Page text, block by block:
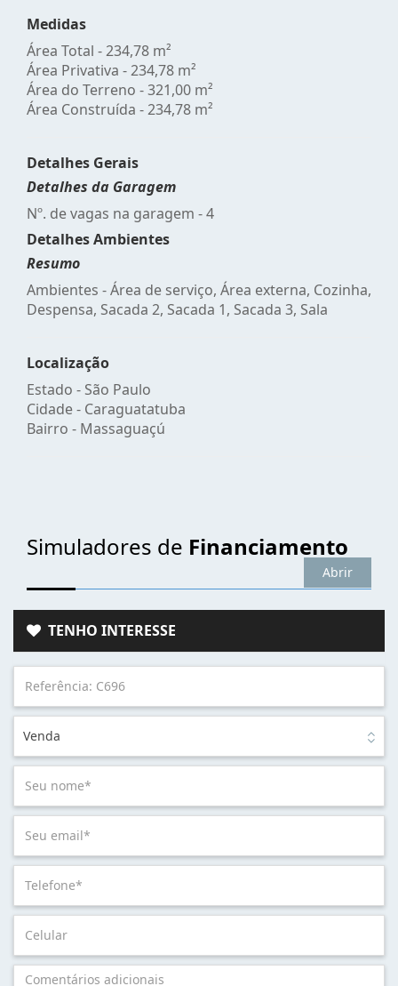
Medidas
Área Total - 234,78 m²
Área Privativa - 234,78 m²
Área do Terreno - 321,00 m²
Área Construída - 234,78 m²
Detalhes Gerais
Detalhes da Garagem
Nº. de vagas na garagem - 4
Detalhes Ambientes
Resumo
Ambientes - Área de serviço, Área externa, Cozinha,
Despensa, Sacada 2, Sacada 1, Sacada 3, Sala
Localização
Estado - São Paulo
Cidade - Caraguatatuba
Bairro - Massaguaçú
Simuladores de Financiamento
Abrir
TENHO INTERESSE
Venda